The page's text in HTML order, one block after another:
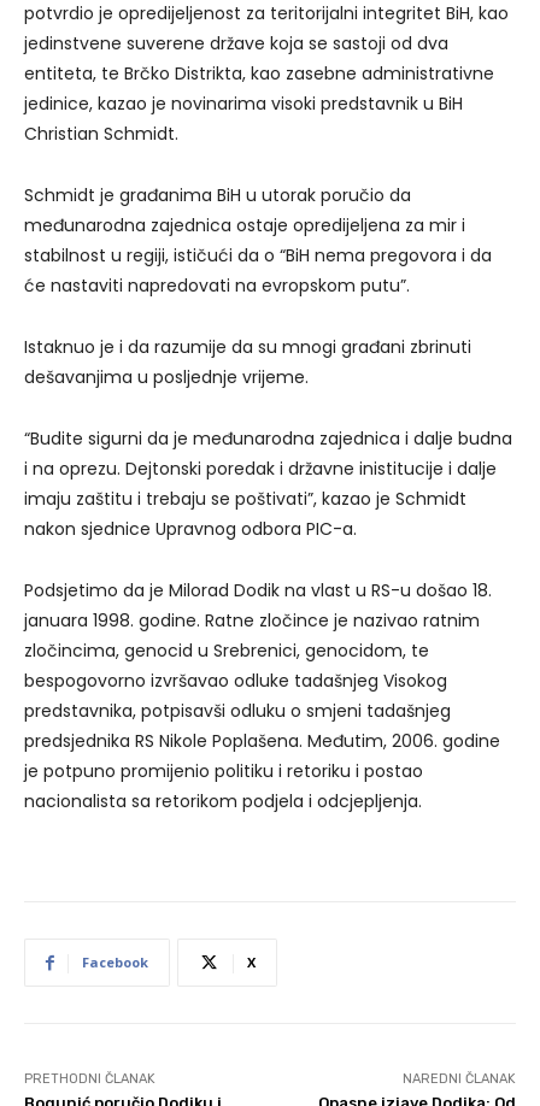
potvrdio je opredijeljenost za teritorijalni integritet BiH, kao
jedinstvene suverene države koja se sastoji od dva
entiteta, te Brčko Distrikta, kao zasebne administrativne
jedinice, kazao je novinarima visoki predstavnik u BiH
Christian Schmidt.
Schmidt je građanima BiH u utorak poručio da
međunarodna zajednica ostaje opredijeljena za mir i
stabilnost u regiji, ističući da o “BiH nema pregovora i da
će nastaviti napredovati na evropskom putu”.
Istaknuo je i da razumije da su mnogi građani zbrinuti
dešavanjima u posljednje vrijeme.
“Budite sigurni da je međunarodna zajednica i dalje budna
i na oprezu. Dejtonski poredak i državne inistitucije i dalje
imaju zaštitu i trebaju se poštivati”, kazao je Schmidt
nakon sjednice Upravnog odbora PIC-a.
Podsjetimo da je Milorad Dodik na vlast u RS-u došao 18.
januara 1998. godine. Ratne zločince je nazivao ratnim
zločincima, genocid u Srebrenici, genocidom, te
bespogovorno izvršavao odluke tadašnjeg Visokog
predstavnika, potpisavši odluku o smjeni tadašnjeg
predsjednika RS Nikole Poplašena. Međutim, 2006. godine
je potpuno promijenio politiku i retoriku i postao
nacionalista sa retorikom podjela i odcjepljenja.
Facebook X
PRETHODNI ČLANAK NAREDNI ČLANAK